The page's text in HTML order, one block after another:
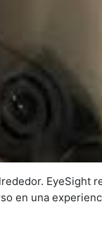
EyeSight
en una